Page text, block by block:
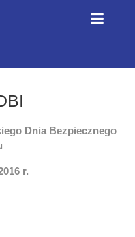
Dnia Bezpiecznego
r.